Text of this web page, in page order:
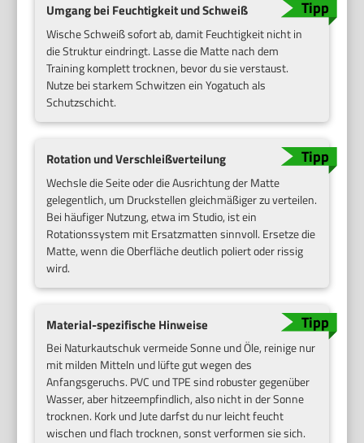
Umgang bei Feuchtigkeit und Schweiß
Wische Schweiß sofort ab, damit Feuchtigkeit nicht in
die Struktur eindringt. Lasse die Matte nach dem
Training komplett trocknen, bevor du sie verstaust.
Nutze bei starkem Schwitzen ein Yogatuch als
Schutzschicht.
Rotation und Verschleißverteilung
Wechsle die Seite oder die Ausrichtung der Matte
gelegentlich, um Druckstellen gleichmäßiger zu verteilen.
Bei häufiger Nutzung, etwa im Studio, ist ein
Rotationssystem mit Ersatzmatten sinnvoll. Ersetze die
Matte, wenn die Oberfläche deutlich poliert oder rissig
wird.
Material-spezifische Hinweise
Bei Naturkautschuk vermeide Sonne und Öle, reinige nur
mit milden Mitteln und lüfte gut wegen des
Anfangsgeruchs. PVC und TPE sind robuster gegenüber
Wasser, aber hitzeempfindlich, also nicht in der Sonne
trocknen. Kork und Jute darfst du nur leicht feucht
wischen und flach trocknen, sonst verformen sie sich.